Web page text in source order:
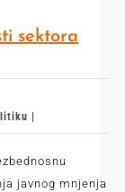
sektora
|
javnog mnjenja